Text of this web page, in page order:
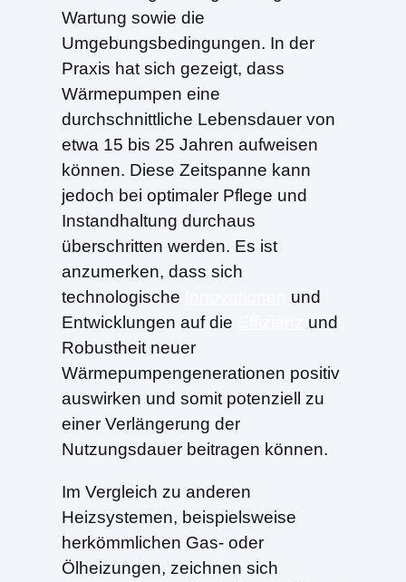
Wartung sowie die
Umgebungsbedingungen. In der
Praxis hat sich gezeigt, dass
Wärmepumpen eine
durchschnittliche Lebensdauer von
etwa 15 bis 25 Jahren aufweisen
können. Diese Zeitspanne kann
jedoch bei optimaler Pflege und
Instandhaltung durchaus
überschritten werden. Es ist
anzumerken, dass sich
technologische
und
Entwicklungen auf die
und
Robustheit neuer
Wärmepumpengenerationen positiv
auswirken und somit potenziell zu
einer Verlängerung der
Nutzungsdauer beitragen können.
Im Vergleich zu anderen
Heizsystemen, beispielsweise
herkömmlichen Gas- oder
Ölheizungen, zeichnen sich